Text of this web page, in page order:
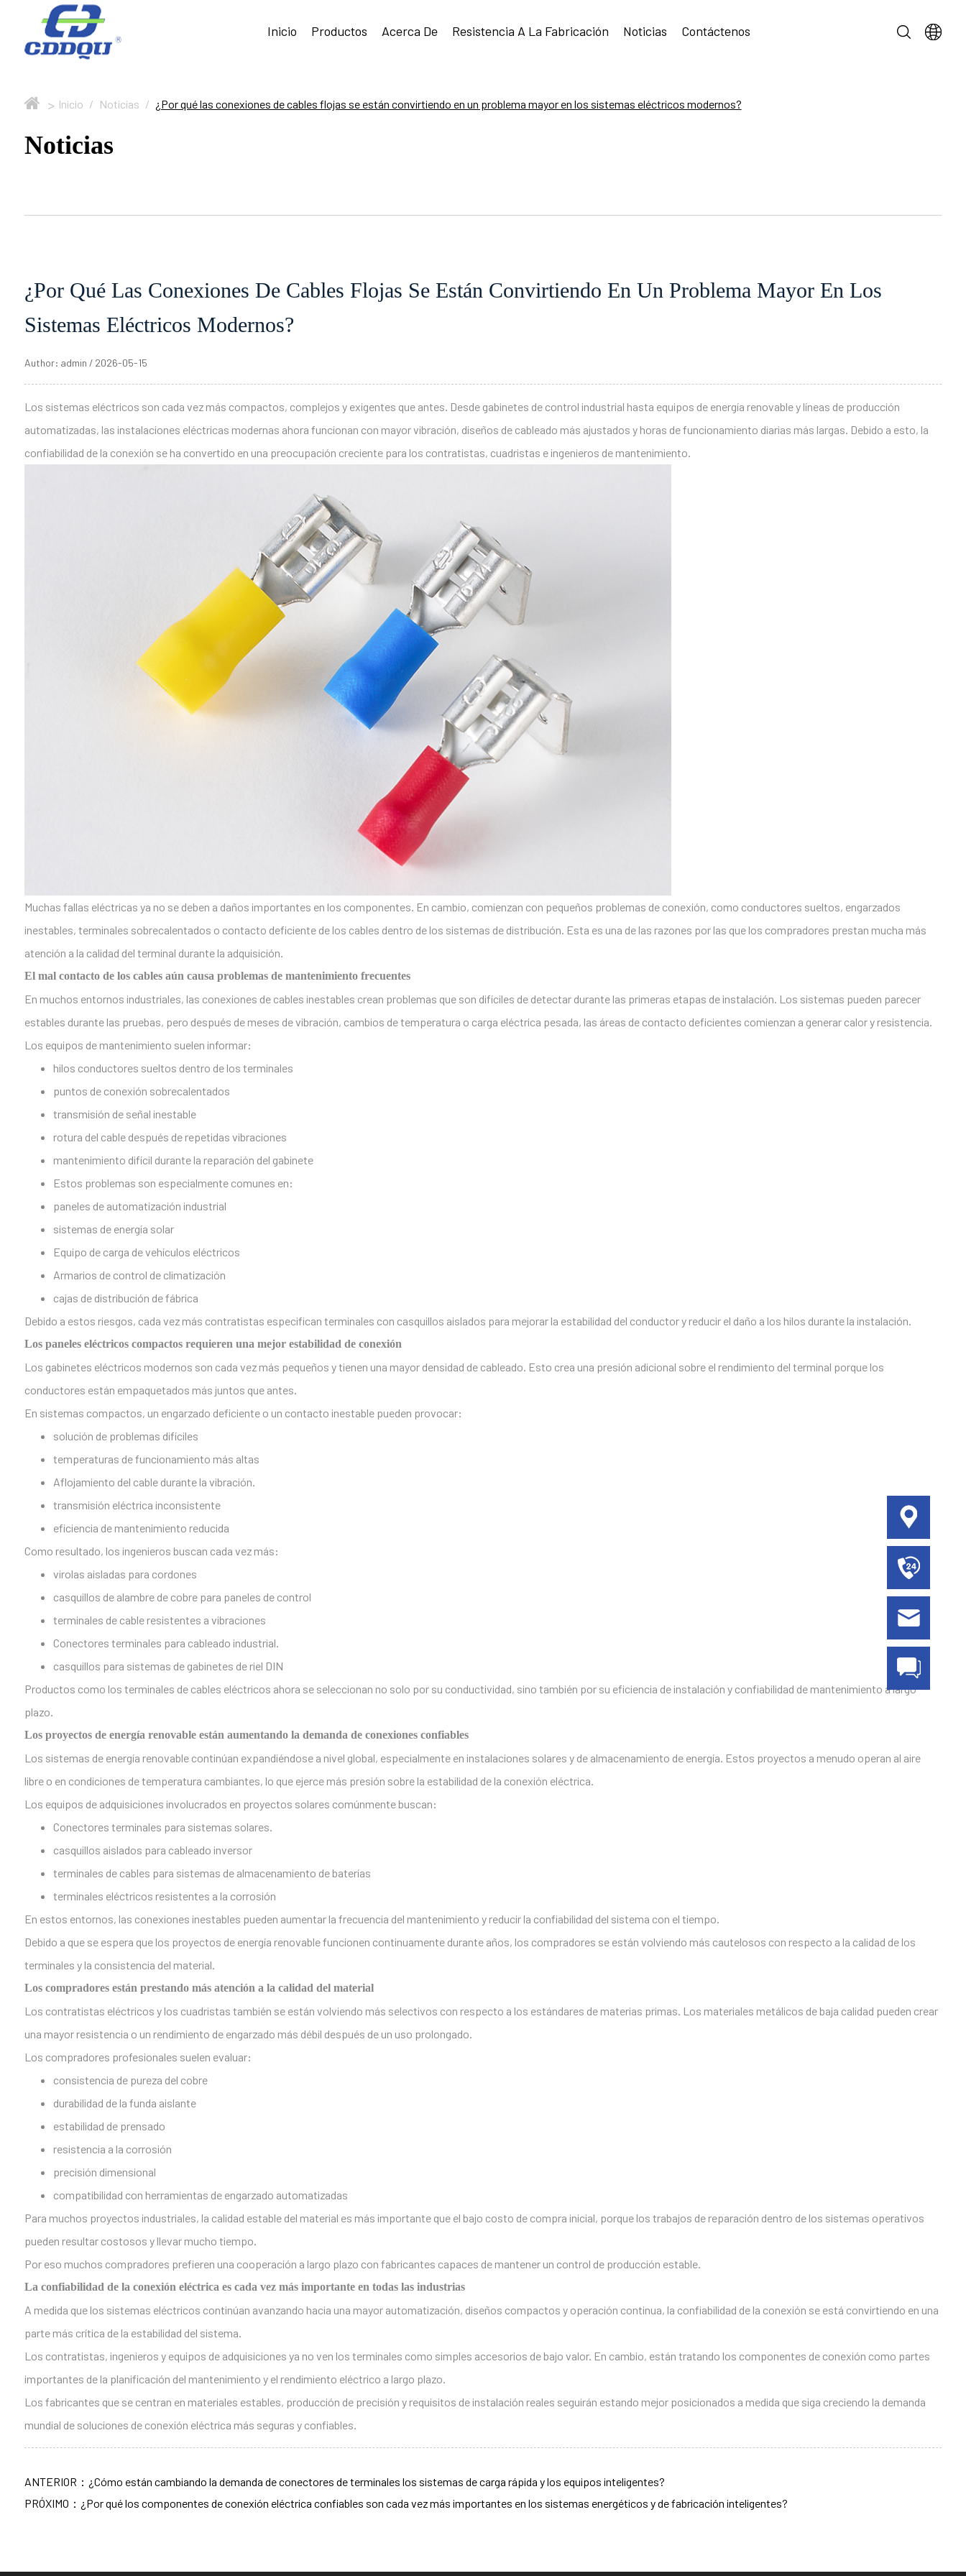
Inicio Productos Acerca De Resistencia A La Fabricación Noticias Contáctenos
> Inicio / Noticias / ¿Por qué las conexiones de cables flojas se están convirtiendo en un problema mayor en los sistemas eléctricos modernos?
Noticias
¿Por Qué Las Conexiones De Cables Flojas Se Están Convirtiendo En Un Problema Mayor En Los
Sistemas Eléctricos Modernos?
Author: admin / 2026-05-15
Los sistemas eléctricos son cada vez más compactos, complejos y exigentes que antes. Desde gabinetes de control industrial hasta equipos de energía renovable y líneas de producción
automatizadas, las instalaciones eléctricas modernas ahora funcionan con mayor vibración, diseños de cableado más ajustados y horas de funcionamiento diarias más largas. Debido a esto, la
confiabilidad de la conexión se ha convertido en una preocupación creciente para los contratistas, cuadristas e ingenieros de mantenimiento.
Muchas fallas eléctricas ya no se deben a daños importantes en los componentes. En cambio, comienzan con pequeños problemas de conexión, como conductores sueltos, engarzados
inestables, terminales sobrecalentados o contacto deficiente de los cables dentro de los sistemas de distribución. Esta es una de las razones por las que los compradores prestan mucha más
atención a la calidad del terminal durante la adquisición.
El mal contacto de los cables aún causa problemas de mantenimiento frecuentes
En muchos entornos industriales, las conexiones de cables inestables crean problemas que son difíciles de detectar durante las primeras etapas de instalación. Los sistemas pueden parecer
estables durante las pruebas, pero después de meses de vibración, cambios de temperatura o carga eléctrica pesada, las áreas de contacto deficientes comienzan a generar calor y resistencia.
Los equipos de mantenimiento suelen informar:
hilos conductores sueltos dentro de los terminales
puntos de conexión sobrecalentados
transmisión de señal inestable
rotura del cable después de repetidas vibraciones
mantenimiento difícil durante la reparación del gabinete
Estos problemas son especialmente comunes en:
paneles de automatización industrial
sistemas de energía solar
Equipo de carga de vehículos eléctricos
Armarios de control de climatización
cajas de distribución de fábrica
Debido a estos riesgos, cada vez más contratistas especifican terminales con casquillos aislados para mejorar la estabilidad del conductor y reducir el daño a los hilos durante la instalación.
Los paneles eléctricos compactos requieren una mejor estabilidad de conexión
Los gabinetes eléctricos modernos son cada vez más pequeños y tienen una mayor densidad de cableado. Esto crea una presión adicional sobre el rendimiento del terminal porque los
conductores están empaquetados más juntos que antes.
En sistemas compactos, un engarzado deficiente o un contacto inestable pueden provocar:
solución de problemas difíciles
temperaturas de funcionamiento más altas
Aflojamiento del cable durante la vibración.
transmisión eléctrica inconsistente
eficiencia de mantenimiento reducida
Como resultado, los ingenieros buscan cada vez más:
virolas aisladas para cordones
casquillos de alambre de cobre para paneles de control
terminales de cable resistentes a vibraciones
Conectores terminales para cableado industrial.
casquillos para sistemas de gabinetes de riel DIN
Productos como los terminales de cables eléctricos ahora se seleccionan no solo por su conductividad, sino también por su eficiencia de instalación y confiabilidad de mantenimiento a largo
plazo.
Los proyectos de energía renovable están aumentando la demanda de conexiones confiables
Los sistemas de energía renovable continúan expandiéndose a nivel global, especialmente en instalaciones solares y de almacenamiento de energía. Estos proyectos a menudo operan al aire
libre o en condiciones de temperatura cambiantes, lo que ejerce más presión sobre la estabilidad de la conexión eléctrica.
Los equipos de adquisiciones involucrados en proyectos solares comúnmente buscan:
Conectores terminales para sistemas solares.
casquillos aislados para cableado inversor
terminales de cables para sistemas de almacenamiento de baterías
terminales eléctricos resistentes a la corrosión
En estos entornos, las conexiones inestables pueden aumentar la frecuencia del mantenimiento y reducir la confiabilidad del sistema con el tiempo.
Debido a que se espera que los proyectos de energía renovable funcionen continuamente durante años, los compradores se están volviendo más cautelosos con respecto a la calidad de los
terminales y la consistencia del material.
Los compradores están prestando más atención a la calidad del material
Los contratistas eléctricos y los cuadristas también se están volviendo más selectivos con respecto a los estándares de materias primas. Los materiales metálicos de baja calidad pueden crear
una mayor resistencia o un rendimiento de engarzado más débil después de un uso prolongado.
Los compradores profesionales suelen evaluar:
consistencia de pureza del cobre
durabilidad de la funda aislante
estabilidad de prensado
resistencia a la corrosión
precisión dimensional
compatibilidad con herramientas de engarzado automatizadas
Para muchos proyectos industriales, la calidad estable del material es más importante que el bajo costo de compra inicial, porque los trabajos de reparación dentro de los sistemas operativos
pueden resultar costosos y llevar mucho tiempo.
Por eso muchos compradores prefieren una cooperación a largo plazo con fabricantes capaces de mantener un control de producción estable.
La confiabilidad de la conexión eléctrica es cada vez más importante en todas las industrias
A medida que los sistemas eléctricos continúan avanzando hacia una mayor automatización, diseños compactos y operación continua, la confiabilidad de la conexión se está convirtiendo en una
parte más crítica de la estabilidad del sistema.
Los contratistas, ingenieros y equipos de adquisiciones ya no ven los terminales como simples accesorios de bajo valor. En cambio, están tratando los componentes de conexión como partes
importantes de la planificación del mantenimiento y el rendimiento eléctrico a largo plazo.
Los fabricantes que se centran en materiales estables, producción de precisión y requisitos de instalación reales seguirán estando mejor posicionados a medida que siga creciendo la demanda
mundial de soluciones de conexión eléctrica más seguras y confiables.
ANTERIOR：¿Cómo están cambiando la demanda de conectores de terminales los sistemas de carga rápida y los equipos inteligentes?
PRÓXIMO：¿Por qué los componentes de conexión eléctrica confiables son cada vez más importantes en los sistemas energéticos y de fabricación inteligentes?